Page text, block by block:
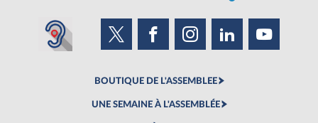
BOUTIQUE DE L'ASSEMBLEE
UNE SEMAINE À L'ASSEMBLÉE